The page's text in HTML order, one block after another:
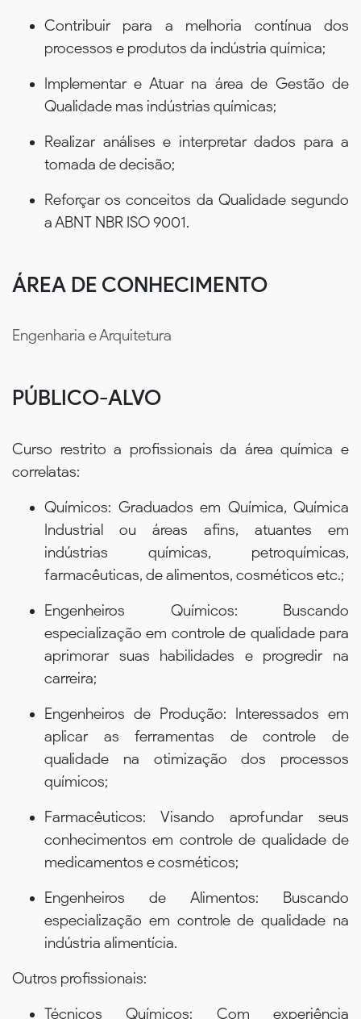
Contribuir para a melhoria contínua dos
processos e produtos da indústria química;
Implementar e Atuar na área de Gestão de
Qualidade mas indústrias químicas;
Realizar análises e interpretar dados para a
tomada de decisão;
Reforçar os conceitos da Qualidade segundo
a ABNT NBR ISO 9001.
ÁREA DE CONHECIMENTO
Engenharia e Arquitetura
PÚBLICO-ALVO
Curso restrito a profissionais da área química e
correlatas:
Químicos: Graduados em Química, Química
Industrial ou áreas afins, atuantes em
indústrias químicas, petroquímicas,
farmacêuticas, de alimentos, cosméticos etc.;
Engenheiros Químicos: Buscando
especialização em controle de qualidade para
aprimorar suas habilidades e progredir na
carreira;
Engenheiros de Produção: Interessados em
aplicar as ferramentas de controle de
qualidade na otimização dos processos
químicos;
Farmacêuticos: Visando aprofundar seus
conhecimentos em controle de qualidade de
medicamentos e cosméticos;
Engenheiros de Alimentos: Buscando
especialização em controle de qualidade na
indústria alimentícia.
Outros profissionais:
Técnicos Químicos: Com experiência